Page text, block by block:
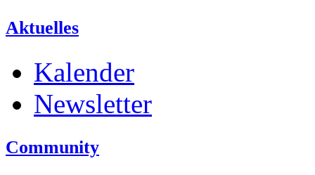
Aktuelles
Kalender
Newsletter
Community